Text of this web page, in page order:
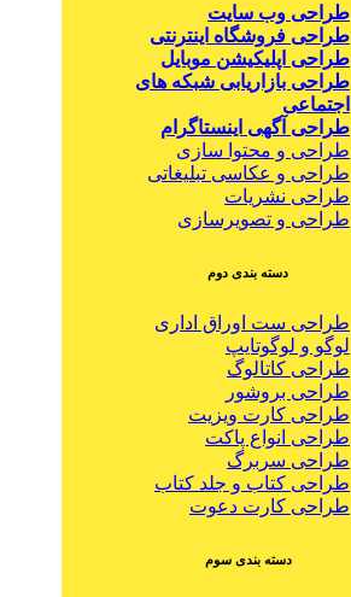
طراحی وب سایت
طراحی فروشگاه اینترنتی
طراحی اپلیکیشن موبایل
طراحی بازاریابی شبکه های
اجتماعی
طراحی آگهی اینستاگرام
طراحی و محتوا سازی
طراحی و عکاسی تبلیغاتی
طراحی نشریات
طراحی و تصویرسازی
دسته بندی دوم
طراحی ست اوراق اداری
لوگو و لوگوتایپ
طراحی کاتالوگ
طراحی بروشور
طراحی کارت ویزیت
طراحی انواع پاکت
طراحی سربرگ
طراحی کتاب و جلد کتاب
طراحی کارت دعوت
دسته بندی سوم